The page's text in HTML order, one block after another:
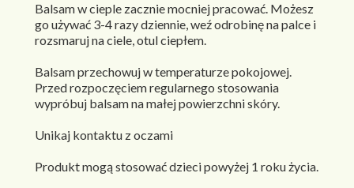
Balsam w cieple zacznie mocniej pracować. Możesz
go używać 3-4 razy dziennie, weź odrobinę na palce i
rozsmaruj na ciele, otul ciepłem.
Balsam przechowuj w temperaturze pokojowej.
Przed rozpoczęciem regularnego stosowania
wypróbuj balsam na małej powierzchni skóry.
Unikaj kontaktu z oczami
Produkt mogą stosować dzieci powyżej 1 roku życia.